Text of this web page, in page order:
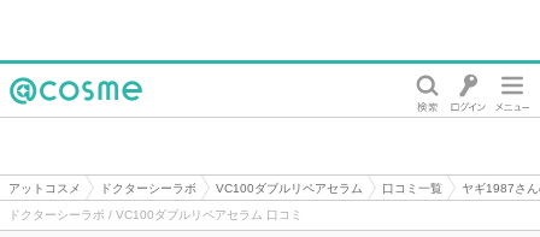
アットコスメ ドクターシーラボ VC100ダブルリペアセラム 口コミ一覧
ヤギ1987さ
ドクターシーラボ / VC100ダブルリペアセラム 口コミ